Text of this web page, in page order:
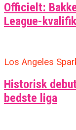
Officielt:
League-
Los Angeles
Historisk
bedste liga